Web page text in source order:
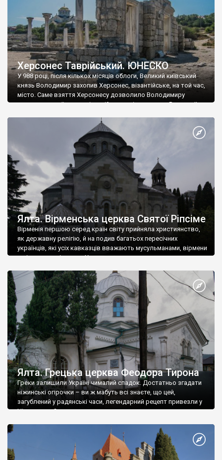
Херсонес Таврійський. ЮНЕСКО
У 988 році, після кількох місяців облоги, Великий київський
князь Володимир захопив Херсонес, візантійське, на той час,
місто. Саме взяття Херсонесу дозволило Володимиру
диктувати свої умови візантійському імператору Василю ІІ, та
Херсонесі Володимир-язичник, став Василем-християнином.
А потім було Хрещення Русі. На честь Херсонесу Таврійського
Ялта. Вірменська церква Святої Ріпсіме
Вірменія першою серед країн світу прийняла християнство,
як державну релігію, й на подив багатьох пересічних
українців, які усіх кавказців вважають мусульманами, вірмени
є відданими вірянами Христа
Ялта. Грецька церква Феодора Тирона
Греки залишили Україні чималий спадок. Достатньо згадати
ніжинські огірочки – ви ж мабуть всі знаєте, що цей,
загублений у радянські часи, легендарний рецепт привезли у
Ніжин греки?